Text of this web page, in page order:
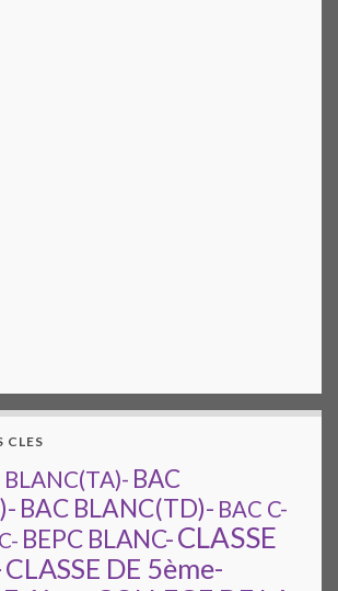
CLES
BLANC(TA)- BAC
BAC BLANC(TD)- BAC C-
BEPC BLANC-CLASSE
CLASSE DE 5ème-